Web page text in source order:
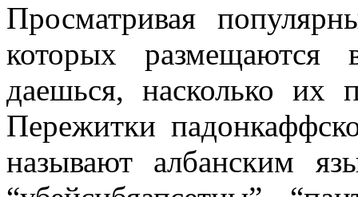
Просматривая
которых размещаются
даешься, насколько их
Пережитки
называют албанским